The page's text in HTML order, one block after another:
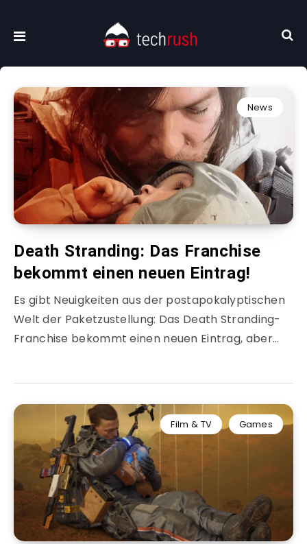
News
Death Stranding: Das Franchise
bekommt einen neuen Eintrag!
Es gibt Neuigkeiten aus der postapokalyptischen
Welt der Paketzustellung: Das Death Stranding-
Franchise bekommt einen neuen Eintrag, aber…
Film & TV Games